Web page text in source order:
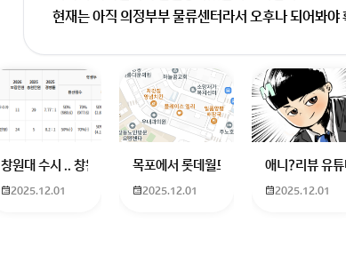
현재는 아직 의정부부 물류센터라서 오후나 되어봐야
창원대 수시 .. 창원대를 목표로 하고 있는 09년생입니다 지금 제 내
2025.12.01
목포에서 롯데월드 가는 법 목포 버스 터
2025.12.01
애니?리뷰 유
2025.12.01